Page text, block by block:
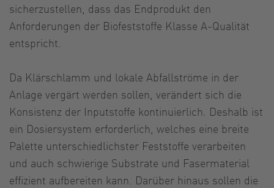
sicherzustellen, dass das Endprodukt den
Anforderungen der Biofeststoffe Klasse A-Qualität
entspricht.
Da Klärschlamm und lokale Abfallströme in der
Anlage vergärt werden sollen, verändert sich die
Konsistenz der Inputstoffe kontinuierlich. Deshalb ist
ein Dosiersystem erforderlich, welches eine breite
Palette unterschiedlichster Feststoffe verarbeiten
und auch schwierige Substrate und Fasermaterial
effizient aufbereiten kann. Darüber hinaus sollen die